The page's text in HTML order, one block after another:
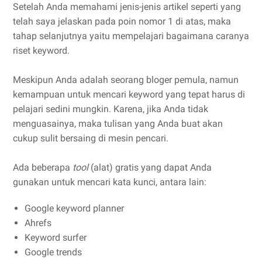
Setelah Anda memahami jenis-jenis artikel seperti yang
telah saya jelaskan pada poin nomor 1 di atas, maka
tahap selanjutnya yaitu mempelajari bagaimana caranya
riset keyword.
Meskipun Anda adalah seorang bloger pemula, namun
kemampuan untuk mencari keyword yang tepat harus di
pelajari sedini mungkin. Karena, jika Anda tidak
menguasainya, maka tulisan yang Anda buat akan
cukup sulit bersaing di mesin pencari.
Ada beberapa tool(alat) gratis yang dapat Anda
gunakan untuk mencari kata kunci, antara lain:
Google keyword planner
Ahrefs
Keyword surfer
Google trends